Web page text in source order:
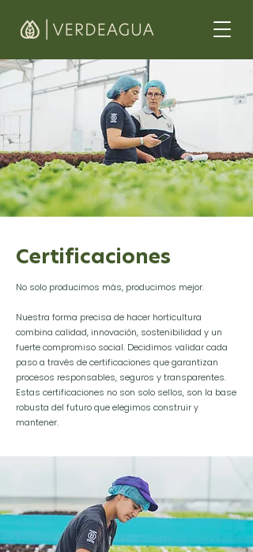
Certificaciones
No solo producimos más, producimos mejor.
Nuestra forma precisa de hacer horticultura
combina calidad, innovación, sostenibilidad y un
fuerte compromiso social. Decidimos validar cada
paso a través de certificaciones que garantizan
procesos responsables, seguros y transparentes.
Estas certificaciones no son solo sellos, son la base
robusta del futuro que elegimos construir y
mantener.